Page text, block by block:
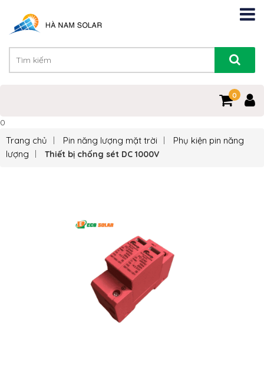
0
0
Trang chủ Pin năng lượng mặt trời
Phụ kiện pin năng
lượng
Thiết bị chống sét DC 1000V